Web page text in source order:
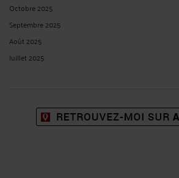
Octobre 2025
Septembre 2025
Août 2025
Juillet 2025